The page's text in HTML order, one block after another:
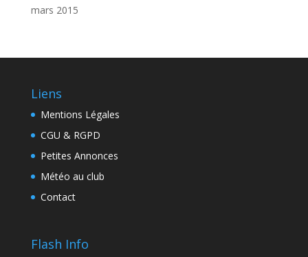
mars 2015
Liens
Mentions Légales
CGU & RGPD
Petites Annonces
Météo au club
Contact
Flash Info